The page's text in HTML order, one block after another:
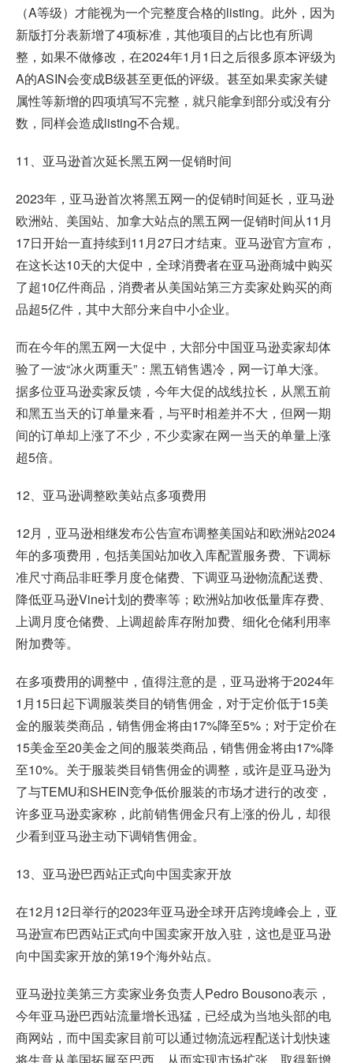
（A等级）才能视为一个完整度合格的listing。此外，因为
新版打分表新增了4项标准，其他项目的占比也有所调
整，如果不做修改，在2024年1月1日之后很多原本评级为
A的ASIN会变成B级甚至更低的评级。甚至如果卖家关键
属性等新增的四项填写不完整，就只能拿到部分或没有分
数，同样会造成listing不合规。
11、亚马逊首次延长黑五网一促销时间
2023年，亚马逊首次将黑五网一的促销时间延长，亚马逊
欧洲站、美国站、加拿大站点的黑五网一促销时间从11月
17日开始一直持续到11月27日才结束。亚马逊官方宣布，
在这长达10天的大促中，全球消费者在亚马逊商城中购买
了超10亿件商品，消费者从美国站第三方卖家处购买的商
品超5亿件，其中大部分来自中小企业。
而在今年的黑五网一大促中，大部分中国亚马逊卖家却体
验了一波“冰火两重天”：黑五销售遇冷，网一订单大涨。
据多位亚马逊卖家反馈，今年大促的战线拉长，从黑五前
和黑五当天的订单量来看，与平时相差并不大，但网一期
间的订单却上涨了不少，不少卖家在网一当天的单量上涨
超5倍。
12、亚马逊调整欧美站点多项费用
12月，亚马逊相继发布公告宣布调整美国站和欧洲站2024
年的多项费用，包括美国站加收入库配置服务费、下调标
准尺寸商品非旺季月度仓储费、下调亚马逊物流配送费、
降低亚马逊Vine计划的费率等；欧洲站加收低量库存费、
上调月度仓储费、上调超龄库存附加费、细化仓储利用率
附加费等。
在多项费用的调整中，值得注意的是，亚马逊将于2024年
1月15日起下调服装类目的销售佣金，对于定价低于15美
金的服装类商品，销售佣金将由17%降至5%；对于定价在
15美金至20美金之间的服装类商品，销售佣金将由17%降
至10%。关于服装类目销售佣金的调整，或许是亚马逊为
了与TEMU和SHEIN竞争低价服装的市场才进行的改变，
许多亚马逊卖家称，此前销售佣金只有上涨的份儿，却很
少看到亚马逊主动下调销售佣金。
13、亚马逊巴西站正式向中国卖家开放
在12月12日举行的2023年亚马逊全球开店跨境峰会上，亚
马逊宣布巴西站正式向中国卖家开放入驻，这也是亚马逊
向中国卖家开放的第19个海外站点。
亚马逊拉美第三方卖家业务负责人Pedro Bousono表示，
今年亚马逊巴西站流量增长迅猛，已经成为当地头部的电
商网站，而中国卖家目前可以通过物流远程配送计划快速
将生意从美国拓展至巴西，从而实现市场扩张、取得新增